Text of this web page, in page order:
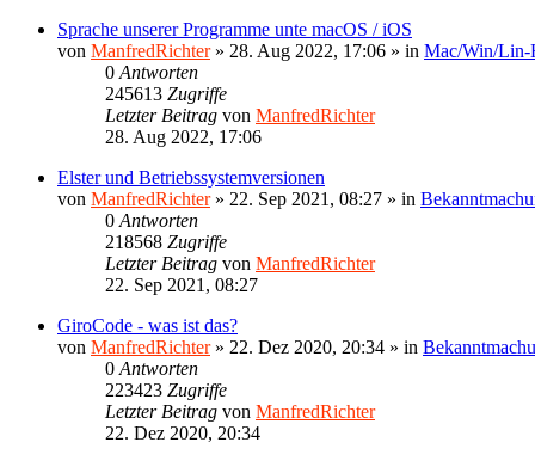
Sprache unserer Programme unte macOS / iOS
von ManfredRichter» 28. Aug 2022, 17:06 » in Mac/Win/Lin-
0 Antworten
245613 Zugriffe
Letzter Beitrag von ManfredRichter
28. Aug 2022, 17:06
Elster und Betriebssystemversionen
von ManfredRichter» 22. Sep 2021, 08:27 » in
0 Antworten
218568 Zugriffe
Letzter Beitrag von ManfredRichter
22. Sep 2021, 08:27
GiroCode - was ist das?
von ManfredRichter» 22. Dez 2020, 20:34 » in
0 Antworten
223423 Zugriffe
Letzter Beitrag von ManfredRichter
22. Dez 2020, 20:34